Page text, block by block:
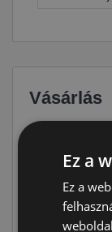
Vásárlás
Raktáron:
Ez a
Ez a